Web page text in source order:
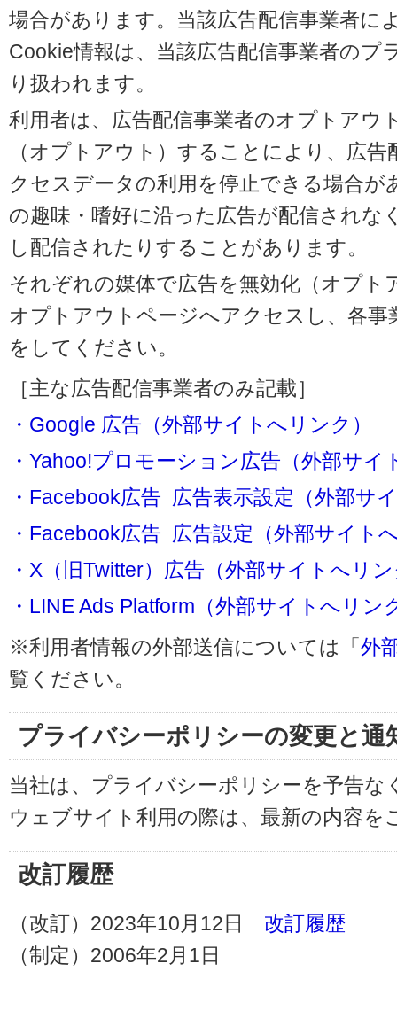
場合があります。当該広告配信事業者に
Cookie情報は、当該広告配信事業者のプ
り扱われます。
利用者は、広告配信事業者のオプトアウ
（オプトアウト）することにより、広
クセスデータの利用を停止できる場合が
の趣味・嗜好に沿った広告が配信されな
し配信されたりすることがあります。
それぞれの媒体で広告を無効化（オプト
オプトアウトページへアクセスし、各
をしてください。
［主な広告配信事業者のみ記載］
・Google 広告（外部サイトへリンク）
・Yahoo!プロモーション広告（外部サイ
・Facebook広告 広告表示設定（外部サ
・Facebook広告 広告設定（外部サイト
・X（旧Twitter）広告（外部サイトへリ
・LINE Ads Platform（外部サイトへリン
※利用者情報の外部送信については「外
覧ください。
プライバシーポリシーの変更と通
当社は、プライバシーポリシーを予告
ウェブサイト利用の際は、最新の内容を
改訂履歴
（改訂）2023年10月12日 改訂履歴
（制定）2006年2月1日